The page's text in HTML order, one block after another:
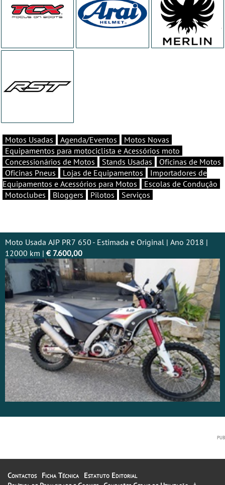
Motos Usadas Agenda/Eventos
Motos Novas
Equipamentos para motociclista e Acessórios moto
Concessionários de Motos
Stands Usadas
Oficinas de Motos
Oficinas Pneus
Lojas de Equipamentos
Importadores de
Equipamentos e Acessórios para Motos
Escolas de Condução
Motoclubes
Bloggers Pilotos Serviços
Moto Usada AJP PR7 650 - Estimada e Original | Ano 2018 |
12000 km | € 7.600,00
Contactos Ficha Técnica
Estatuto Editorial